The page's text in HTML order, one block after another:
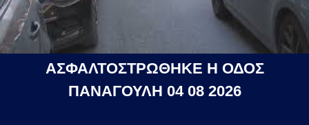
ΑΣΦΑΛΤΟΣΤΡΩΘΗΚΕ Η ΟΔΟΣ
ΠΑΝΑΓΟΥΛΗ 04 08 2026